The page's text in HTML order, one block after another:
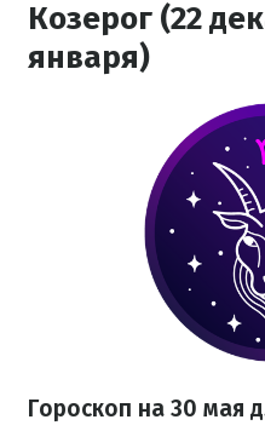
Козерог (22
января)
Гороскоп на 30 мая